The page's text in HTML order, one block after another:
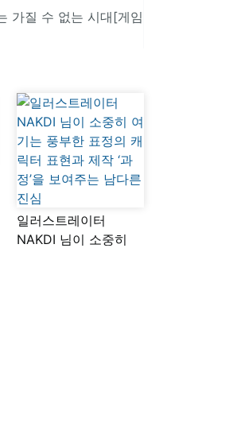
가질 수 없는 시대[게임
일러스트레이터
NAKDI 님이 소중히